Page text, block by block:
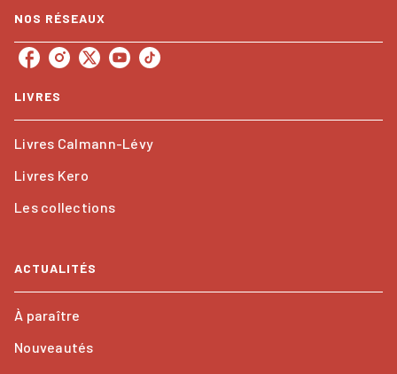
NOS RÉSEAUX
LIVRES
Livres Calmann-Lévy
Livres Kero
Les collections
ACTUALITÉS
À paraître
Nouveautés